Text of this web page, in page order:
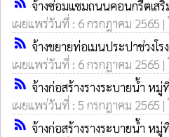
จ้างซ่อมแซมถนนคอนกรีตเส
เผยแพร่วันที่ : 6 กรกฎาคม 2565
rss_feed จ้างขยายท่อเมนประปาช่วงโ
เผยแพร่วันที่ : 6 กรกฎาคม 2565
rss_feed จ้างก่อสร้างรางระบายน้ำ หมู่
เผยแพร่วันที่ : 5 กรกฎาคม 2565
rss_feed จ้างก่อสร้างรางระบายน้ำ ห